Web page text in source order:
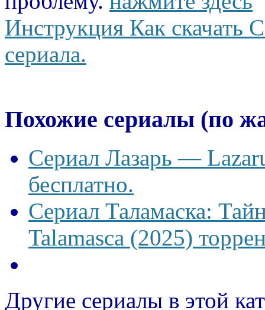
Инструкция Как скачать
сериала.
Похожие сериалы (по
Сериал Лазарь —
бесплатно.
Сериал Таламаска:
Talamasca (2025)
Другие сериалы в этой